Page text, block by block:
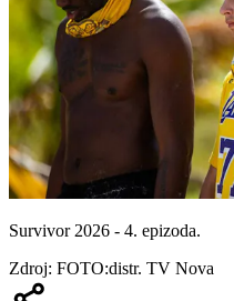
Survivor 2026 - 4. epizoda.
Zdroj: FOTO:distr. TV Nova